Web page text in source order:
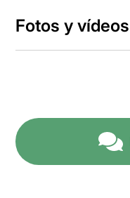
Fotos y vídeos